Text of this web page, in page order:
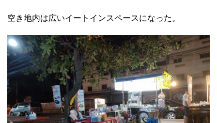
空き地内は広いイートインスペースになった。